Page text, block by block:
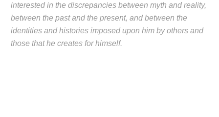
interested in the discrepancies between myth and reality,
between the past and the present, and between the
identities and histories imposed upon him by others and
those that he creates for himself.